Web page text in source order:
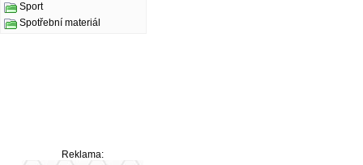
Sport
Spotřební materiál
Reklama: